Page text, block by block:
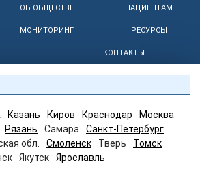
ОБ ОБЩЕСТВЕ ПАЦИЕНТАМ
МОНИТОРИНГ РЕСУРСЫ
КОНТАКТЫ
Казань Киров Краснодар
Москва
Рязань Самара
Санкт-Петербург
обл. Смоленск Тверь
Томск
Якутск Ярославль